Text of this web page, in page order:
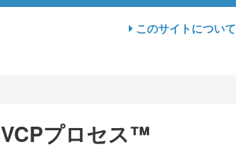
このサイトについて
VCPプロセス™